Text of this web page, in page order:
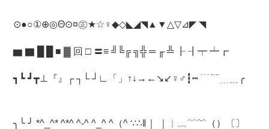
⊙●○①⊕◎Θ⊙¤㊣★☆♀◆◇◣◢◥▲▼△▽⊿◤ ◥
▆ ▇ █ █ ■ ▓ 回 □ 〓≡ ╝╚╔ ╗╬ ═ ╓ ╩ ┠ ┨┯ ┷┏
┓┗ ┛┳⊥『』┌ ┐└ ┘∟「」↑↓→←↘↙♀♂┇┅ ﹉﹊﹍﹎╭
╮╰ ╯ *^_^* ^*^ ^-^ ^_^ ^（^ ∵∴‖｜ ｜︴﹏﹋﹌（）〔〕